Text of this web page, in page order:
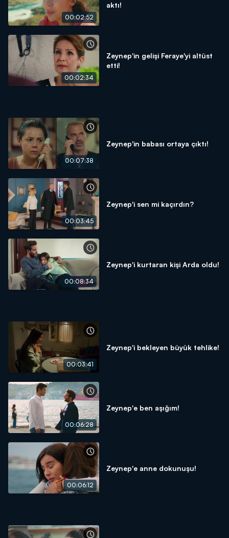
00:02:52
aktı!
00:02:34
Zeynep'in gelişi Feraye'yi altüst
etti!
00:07:38
Zeynep'in babası ortaya çıktı!
00:03:45
Zeynep'i sen mi kaçırdın?
00:08:34
Zeynep'i kurtaran kişi Arda oldu!
00:03:41
Zeynep'i bekleyen büyük tehlike!
00:06:28
Zeynep'e ben aşığım!
00:06:12
Zeynep'e anne dokunuşu!